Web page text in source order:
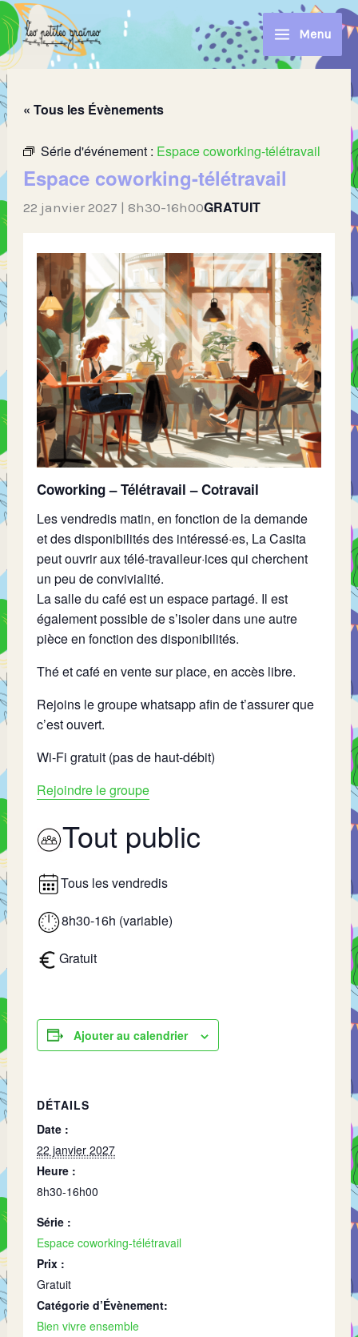
Aller
au
contenu
Menu
« Tous les Évènements
Série d'événement : Espace coworking-télétravail
Espace coworking-télétravail
22 janvier 2027 | 8h30-16h00GRATUIT
Coworking – Télétravail – Cotravail
Les vendredis matin, en fonction de la demande
et des disponibilités des intéressé·es, La Casita
peut ouvrir aux télé-travaileur·ices qui cherchent
un peu de convivialité.
La salle du café est un espace partagé. Il est
également possible de s’isoler dans une autre
pièce en fonction des disponibilités.
Thé et café en vente sur place, en accès libre.
Rejoins le groupe whatsapp afin de t’assurer que
c’est ouvert.
Wi-Fi gratuit (pas de haut-débit)
Rejoindre le groupe
Tout public
Tous les vendredis
8h30-16h (variable)
Gratuit
Ajouter au calendrier
DÉTAILS
Date :
22 janvier 2027
Heure :
8h30-16h00
Série :
Espace coworking-télétravail
Prix :
Gratuit
Catégorie d’Évènement:
Bien vivre ensemble